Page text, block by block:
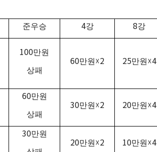
준우승 4강 8강
100만원
상패
60만원 ☓2 25만원 ☓4
60만원
상패
30만원 ☓2 20만원 ☓4
30만원
20만원 ☓2 10만원 ☓4